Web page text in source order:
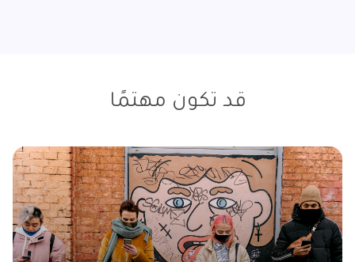
قد تكون مهتمًا